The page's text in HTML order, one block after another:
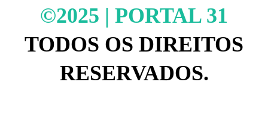
©2025 | PORTAL 31
TODOS OS DIREITOS
RESERVADOS.